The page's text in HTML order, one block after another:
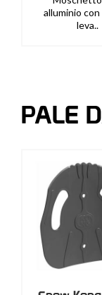
alluminio con
leva..
PALE